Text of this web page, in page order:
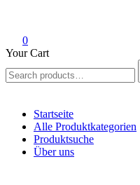
0
Your Cart
for:
Startseite
Alle Produktkategorien
Produktsuche
Über uns